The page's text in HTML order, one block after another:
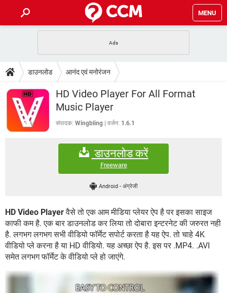
MENU
फोन पर अकाउंट बैलेंस चेक
WhatsApp Hack हो गया? Lucky Patcher यूज करें
टेक-स्पेशल
2020 के फ्री एंटीवायरस
बेस्ट फ्री ऑनलाइन गेम्स
डाउनलोड
Vidmate
WhatsRemoved+
FORUM
कंप्यूटर बस
डाउनलोड आनंद एवं मनोरंजन
HD Video Player For All Format
Music Player
संपादक: Wingbling वर्जन: 1.6.1
डाउनलोड करें
Freeware
Android - अंग्रेजी
HD Video Playerवैसे तो एक आम मीडिया प्लेयर ऐप है पर इसका साइज
काफी कम है. एक बार डाउनलोड कर लिया तो दोबारा इन्टरनेट की जरुरत नही
है. लगभग लगभग सभी वीडियो फॉर्मेट सपोर्ट करता है यह ऐप. तो चाहे 4K
वीडियो प्ले करना है या HD वीडियो. यह अच्छा ऐप है. इस पर .MP4. .AVI
समेत लगभग फॉर्मेट के वीडियो प्ले हो जाएंगे.